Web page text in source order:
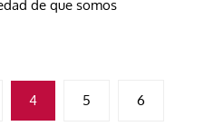
de que somos
4 5 6